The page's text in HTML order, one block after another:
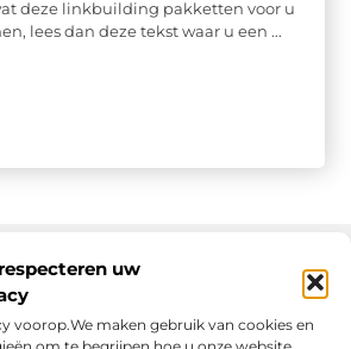
uw
voorop.We maken gebruik van cookies en
deze linkbuilding pakketten voor u
lees dan deze tekst waar u een ...